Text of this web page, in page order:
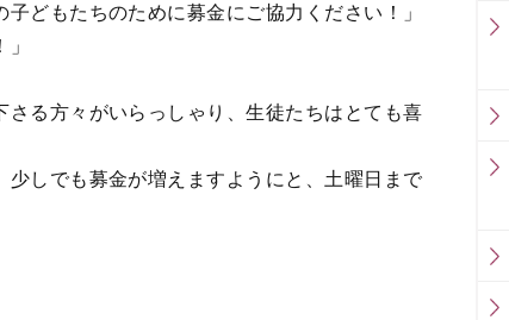
どもたちのために募金にご協力ください！」
る方々がいらっしゃり、生徒たちはとても喜
しでも募金が増えますようにと、土曜日まで